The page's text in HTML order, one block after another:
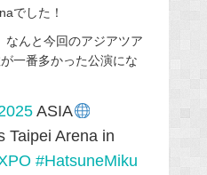
でした！
なんと今回のアジアツア
一番多かった公演にな
ASIA
Taipei Arena in
#HatsuneMiku